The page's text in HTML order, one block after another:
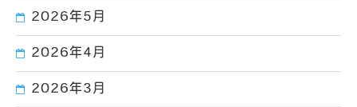
2026年5月
2026年4月
2026年3月